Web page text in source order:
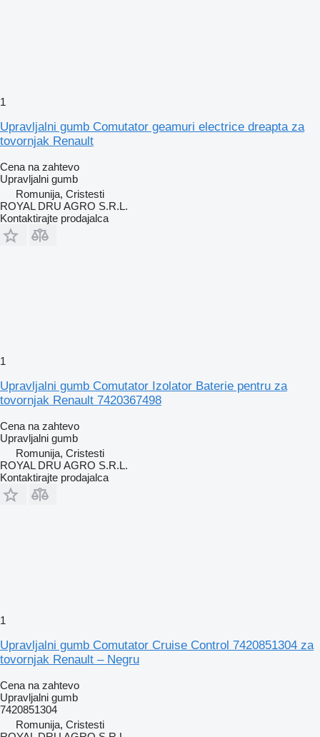
1
Upravljalni gumb Comutator geamuri electrice dreapta za
tovornjak Renault
Cena na zahtevo
Upravljalni gumb
Romunija, Cristesti
ROYAL DRU AGRO S.R.L.
Kontaktirajte prodajalca
1
Upravljalni gumb Comutator Izolator Baterie pentru za
tovornjak Renault 7420367498
Cena na zahtevo
Upravljalni gumb
Romunija, Cristesti
ROYAL DRU AGRO S.R.L.
Kontaktirajte prodajalca
1
Upravljalni gumb Comutator Cruise Control 7420851304 za
tovornjak Renault – Negru
Cena na zahtevo
Upravljalni gumb
7420851304
Romunija, Cristesti